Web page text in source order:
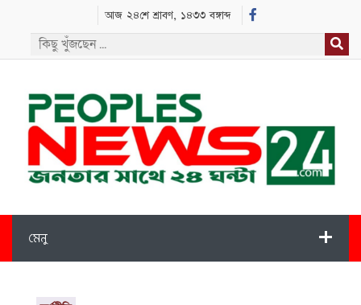
আজ ২৪শে শ্রাবণ, ১৪৩৩ বঙ্গাব্দ
মেনু